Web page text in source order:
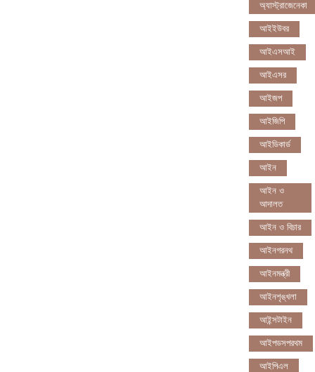
অ্যাস্ট্রাজেনেকা
আইইউবর
আইএসআই
আইএসর
আইজপ
আইজিপি
আইডিকার্ড
আইন
আইন ও
আদালত
আইন ও বিচার
আইনগরনথ
আইনমন্ত্রী
আইনশৃঙ্খলা
আইন্সটাইন
আইপডসপরথম
আইপিএল